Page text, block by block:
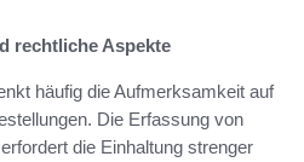
rechtliche Aspekte
häufig die Aufmerksamkeit auf
Die Erfassung von
die Einhaltung strenger